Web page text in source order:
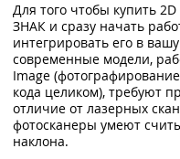
Для того чтобы купить
ЗНАК и сразу начать
интегрировать его в
современные модели,
Image
кода целиком), требуют
отличие от лазерных
фотосканеры умеют
наклона.